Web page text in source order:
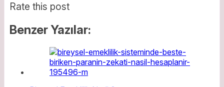
Rate this post
Benzer Yazılar: